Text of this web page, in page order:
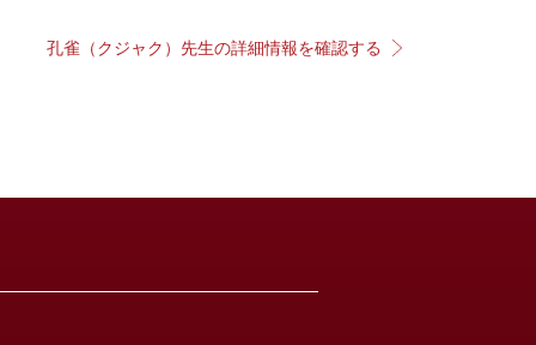
孔雀（クジャク）先生の詳細情報を確認する